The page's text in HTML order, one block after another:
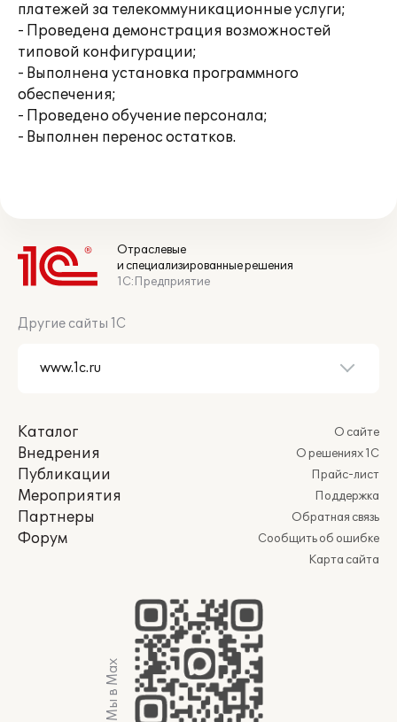
платежей за телекоммуникационные услуги;
- Проведена демонстрация возможностей
типовой конфигурации;
- Выполнена установка программного
обеспечения;
- Проведено обучение персонала;
- Выполнен перенос остатков.
Отраслевые
и специализированные решения
1С:Предприятие
Другие сайты 1С
Каталог
Внедрения
Публикации
Мероприятия
Партнеры
Форум
О сайте
О решениях 1С
Прайс-лист
Поддержка
Обратная связь
Сообщить об ошибке
Карта сайта
Мы в Max